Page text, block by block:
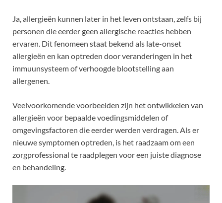
Ja, allergieën kunnen later in het leven ontstaan, zelfs bij
personen die eerder geen allergische reacties hebben
ervaren. Dit fenomeen staat bekend als late-onset
allergieën en kan optreden door veranderingen in het
immuunsysteem of verhoogde blootstelling aan
allergenen.
Veelvoorkomende voorbeelden zijn het ontwikkelen van
allergieën voor bepaalde voedingsmiddelen of
omgevingsfactoren die eerder werden verdragen. Als er
nieuwe symptomen optreden, is het raadzaam om een
zorgprofessional te raadplegen voor een juiste diagnose
en behandeling.